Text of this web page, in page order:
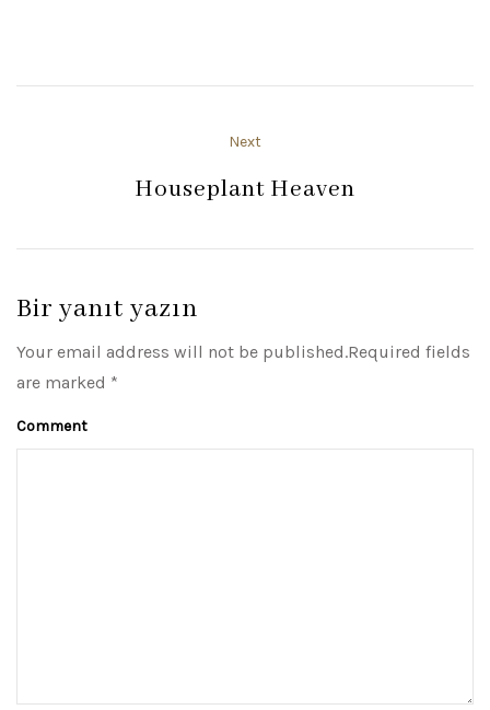
Next
Houseplant Heaven
Bir yanıt yazın
Your email address will not be published.Required fields
are marked *
Comment